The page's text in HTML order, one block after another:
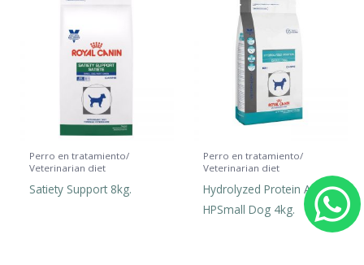
Perro en tratamiento/
Veterinarian diet
Satiety Support 8kg.
Perro en tratamiento/
Veterinarian diet
Hydrolyzed Protein Adult
HPSmall Dog 4kg.
h